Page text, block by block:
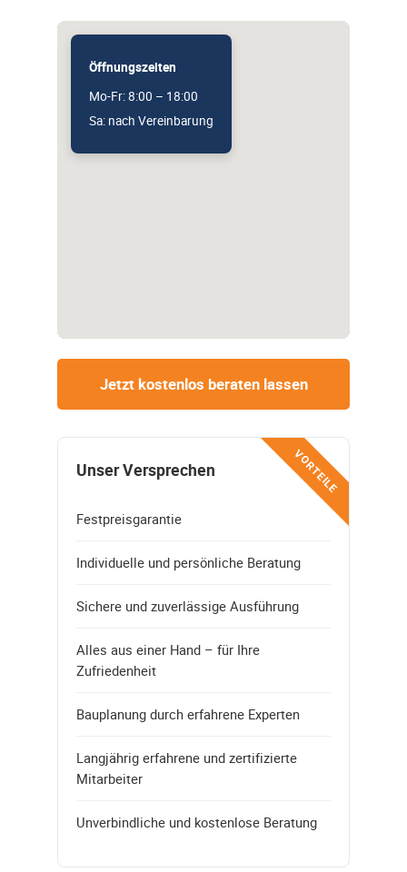
Öffnungszeiten
Mo-Fr: 8:00 – 18:00
Sa: nach Vereinbarung
Jetzt kostenlos beraten lassen
VORTEILE
Unser Versprechen
Festpreisgarantie
Individuelle und persönliche Beratung
Sichere und zuverlässige Ausführung
Alles aus einer Hand – für Ihre
Zufriedenheit
Bauplanung durch erfahrene Experten
Langjährig erfahrene und zertifizierte
Mitarbeiter
Unverbindliche und kostenlose Beratung